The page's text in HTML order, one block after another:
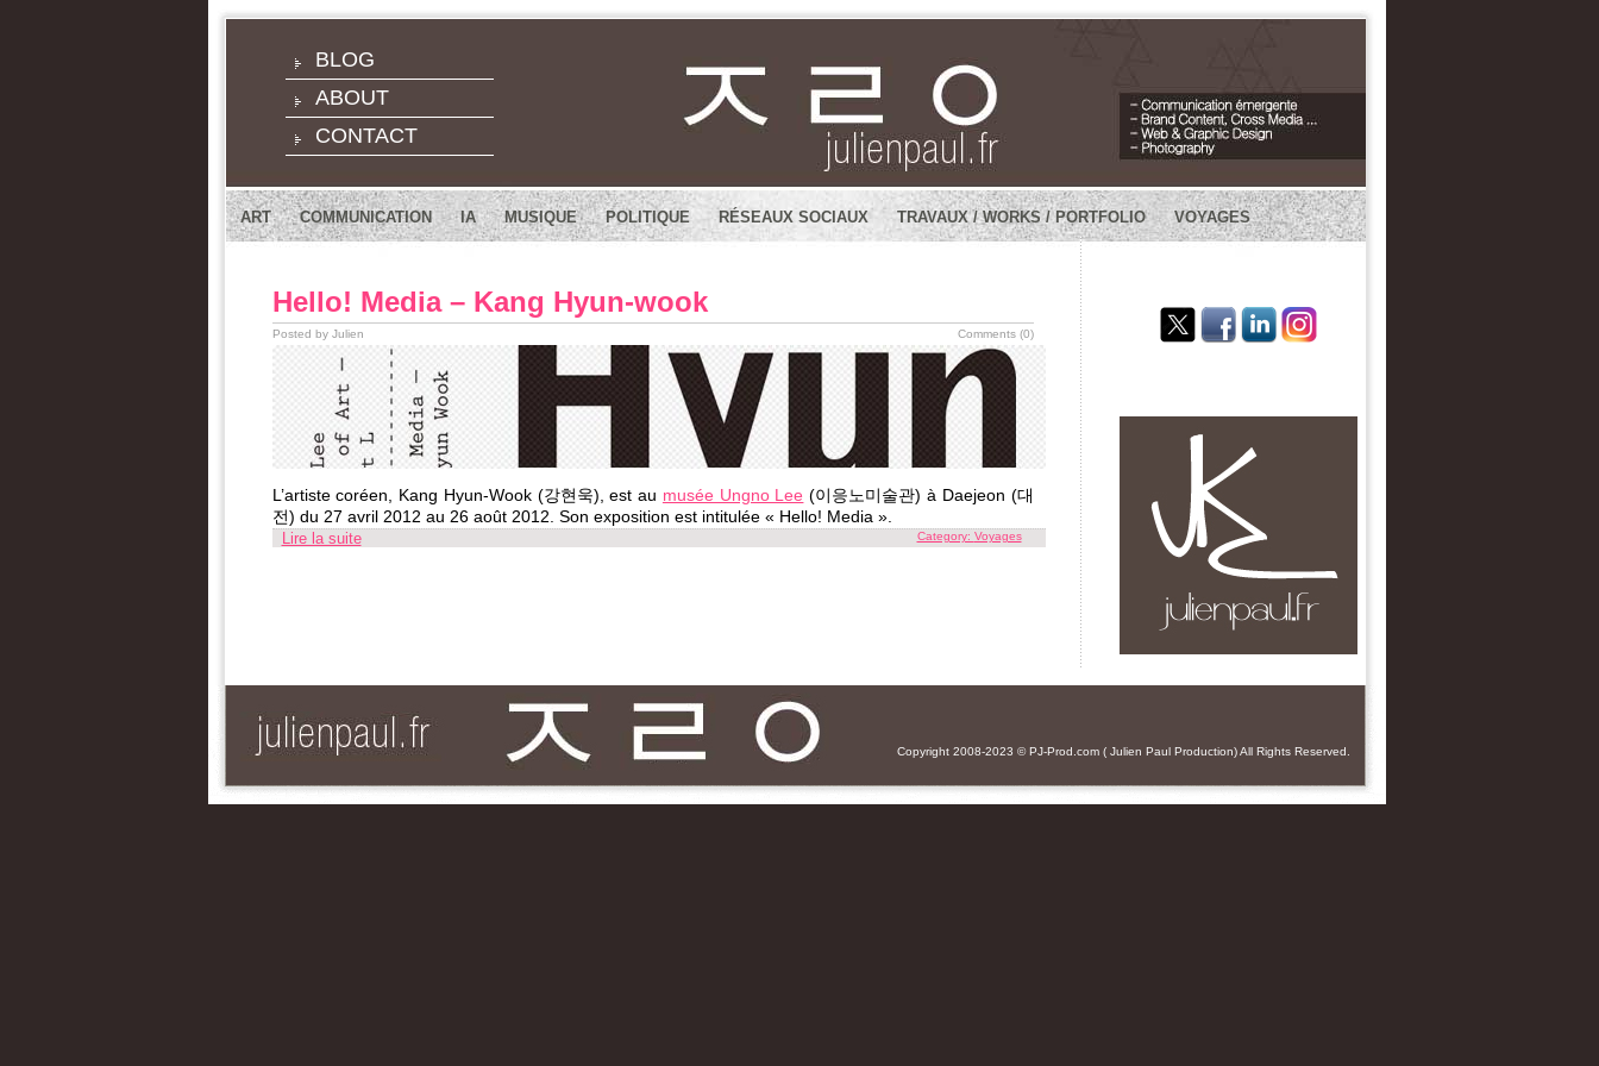
BLOG
ABOUT
CONTACT
ART COMMUNICATION IA MUSIQUE POLITIQUE RÉSEAUX SOCIAUX TRAVAUX / WORKS / PORTFOLIO VOYAGES
Hello! Media – Kang Hyun-wook
Posted by Julien Comments (0)
L’artiste coréen, Kang Hyun-Wook (강현욱), est au musée Ungno Lee (이응노미술관) à Daejeon (대
전) du 27 avril 2012 au 26 août 2012. Son exposition est intitulée « Hello! Media ».
Lire la suite Category: Voyages
Copyright 2008-2023 ©PJ-Prod.com( Julien PaulProduction) All Rights Reserved.